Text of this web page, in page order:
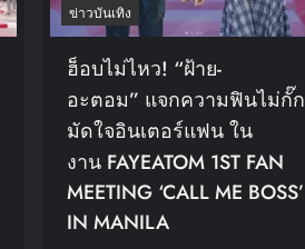
ข่าวบันเทิง
ฮ็อบไม่ไหว! “ฝ้าย-
อะตอม” แจกความฟินไม่กั๊ก
มัดใจอินเตอร์แฟน ใน
งาน FAYEATOM 1ST FAN
MEETING ‘CALL ME BOSS’
IN MANILA